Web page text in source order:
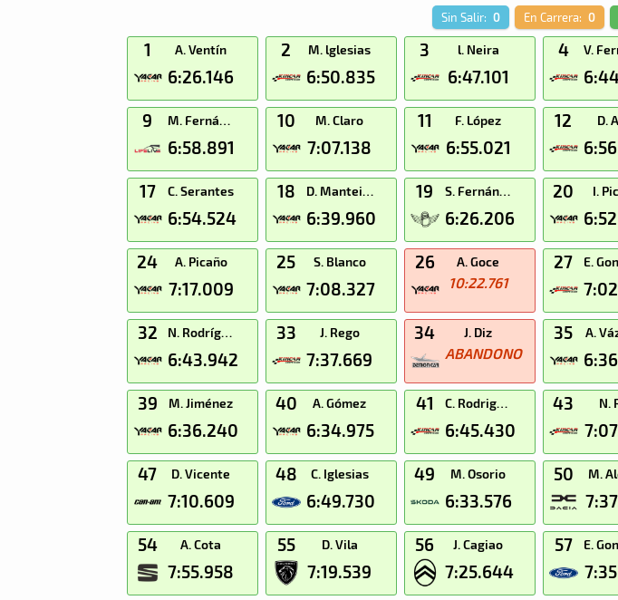
Sin Salir: 0 En Carrera: 0
1 A. Ventín
6:26.146
2 M. lglesias
6:50.835
3 l. Neira
6:47.101
4
9 M. Fernández
6:58.891
10 M. Claro
7:07.138
11 F. López
6:55.021
12 D.
17 C. Serantes
6:54.524
18 D. Manteiga
6:39.960
19 S. Fernández
6:26.206
20 I.
24 A. Picaño
7:17.009
25 S. Blanco
7:08.327
26 A. Goce
10:22.761
27 E.
32 N. Rodríguez
6:43.942
33 J. Rego
7:37.669
34 J. Diz
ABANDONO
35 A.
39 M. Jiménez
6:36.240
40 A. Gómez
6:34.975
41 C. Rodriguez
6:45.430
43 N.
47 D. Vicente
7:10.609
48 C. Iglesias
6:49.730
49 M. Osorio
6:33.576
50 M.
54 A. Cota
7:55.958
55 D. Vila
7:19.539
56 J. Cagiao
7:25.644
57 E.